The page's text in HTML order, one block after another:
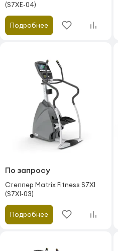
(S7XE-04)
Подробнее
По запросу
Степпер Matrix Fitness S7XI
(S7XI-03)
Подробнее